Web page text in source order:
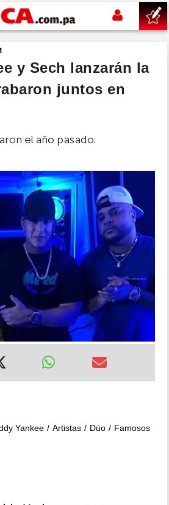
y Sech lanzarán la
juntos en
el año pasado.
Yankee Artistas Dúo Famosos